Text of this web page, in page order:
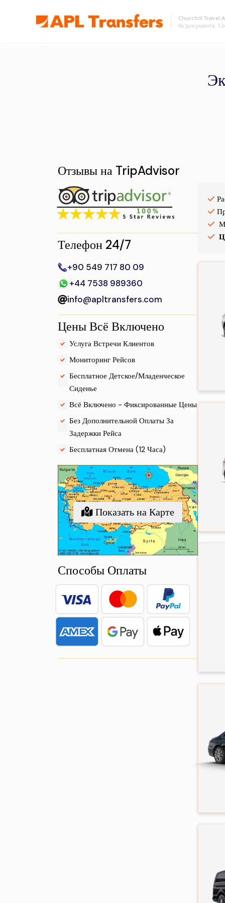
Churchill Travel
№ документа:
Отзывы на TripAdvisor
Телефон 24/7
+90 549 717 80 09
+44 7538 989360
info@apltransfers.com
Цены Всё Включено
Услуга Встречи Клиентов
Мониторинг Рейсов
Бесплатное Детское/Младенческое
Сиденье
Всё Включено - Фиксированные Цены
Без Дополнительной Оплаты За
Задержки Рейса
Бесплатная Отмена (12 Часа)
Показать на Карте
Способы Оплаты